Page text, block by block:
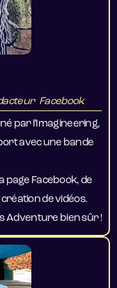
Facebook
par l’Imagineering,
avec une bande
page Facebook, de
de vidéos.
Adventure bien sûr !